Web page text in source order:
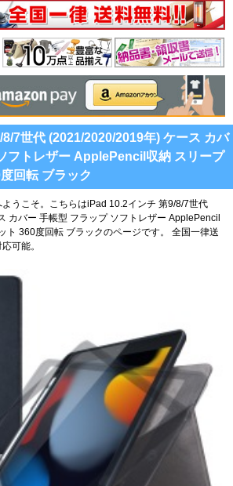
7世代 (2021/2020/2019年) ケース カバ
フトレザー ApplePencil収納 スリープ
回転 ブラック
うこそ。こちらはiPad 10.2インチ 第9/8/7世代
カバー 手帳型 フラップ ソフトレザー ApplePencil
ト 360度回転 ブラックのページです。
全国一律送
可能。